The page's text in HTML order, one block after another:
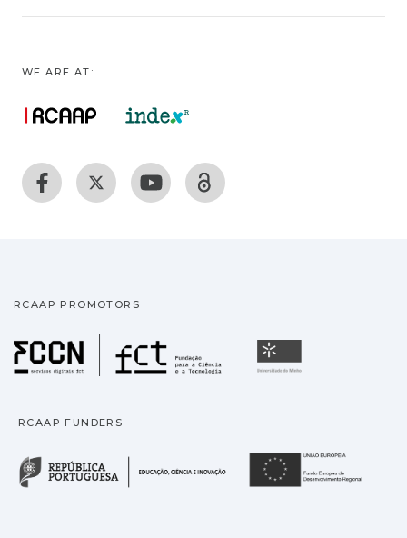
WE ARE AT:
RCAAP PROMOTORS
Fundação para a
RCAAP FUNDERS
República Portuguesa